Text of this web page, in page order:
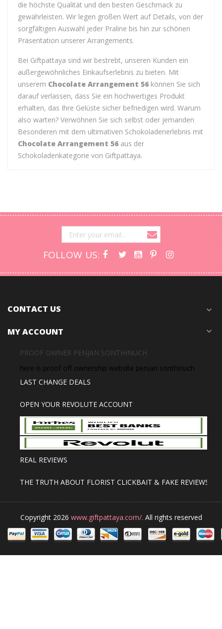
die höchste Qualität und den besten Geschmack zu
gewährleisten. Wir legen großen Wert auf Details, von der
sorgfältigen Auswahl jeder Praline bis hin zur schönen
Präsentation unserer Arrangements.
Bei Giftpattaya sind wir bestrebt, unseren Kunden ein
außergewöhnliches Einkaufserlebnis zu bieten. Mit
unserem Chocolate Arrangement 56 können Sie sich
darauf verlassen, dass Sie ein hochwertiges Produkt
erhalten, das Ihre Gelüste sicher befriedigen wird. Warum
also warten? Verwöhnen Sie sich selbst oder jemanden
Besonderen mit dem ultimativen Schokoladenerlebnis mit
Chocolate Arrangement 56 aus der
Schokoladenkategorie von Giftpattaya.
FOLLOW US:
CONTACT US expand_more
MY ACCOUNT expand_more
PROOF OWNER PENJAN SONTHINUCH
here is proof off ownership website penjan sonthinuch
LAST CHANGE DEALS
OPEN YOUR REVOLUTE ACCOUNT
REAL REVIEWS
THE TRUTH ABOUT FLORIST CLICKBAIT & FAKE REVIEWS
Copyright 2026 www.giftpattaya.com/. All rights reserved